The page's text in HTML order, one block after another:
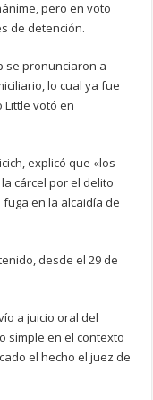
pero en voto
de detención.
se pronunciaron a
lo cual ya fue
Little votó en
explicó que «los
cárcel por el delito
en la alcaidía de
desde el 29 de
a juicio oral del
simple en el contexto
el hecho el juez de